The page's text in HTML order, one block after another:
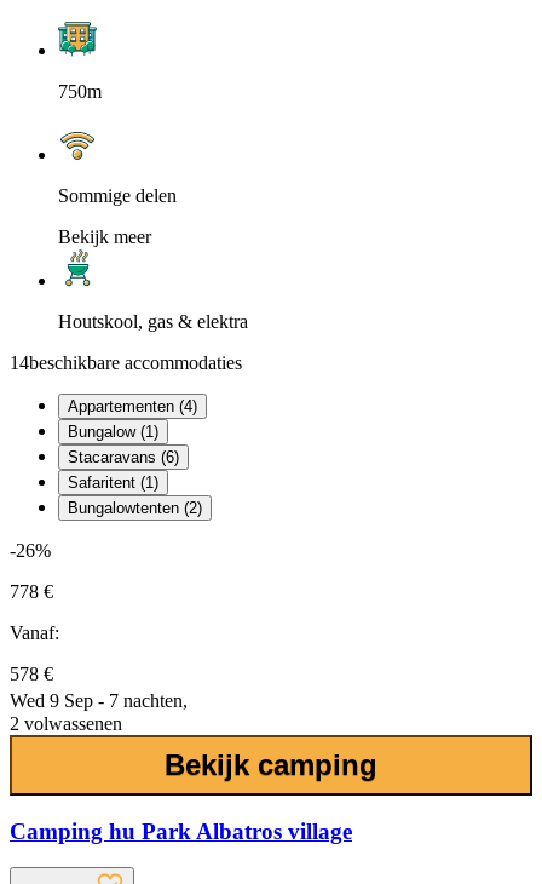
750m
Sommige delen
Bekijk meer
Houtskool, gas & elektra
14beschikbare accommodaties
Appartementen (4)
Bungalow (1)
Stacaravans (6)
Safaritent (1)
Bungalowtenten (2)
-26%
778 €
Vanaf:
578 €
Wed 9 Sep - 7 nachten,
2 volwassenen
Bekijk camping
Camping hu Park Albatros village